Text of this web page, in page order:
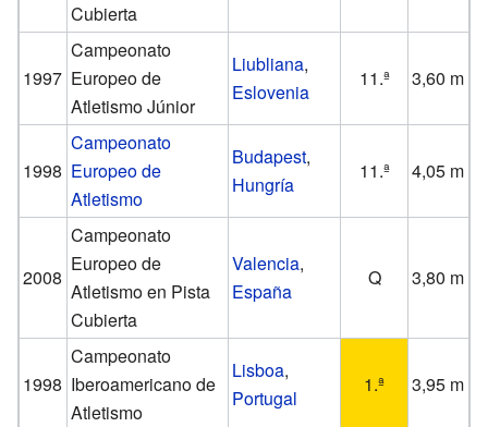
Cubierta
1997
Campeonato
Europeo de
Atletismo Júnior
Liubliana,
Eslovenia
11.ª 3,60 m
1998
Campeonato
Europeo de
Atletismo
Budapest,
Hungría
11.ª 4,05 m
2008
Campeonato
Europeo de
Atletismo en Pista
Cubierta
Valencia,
España
Q 3,80 m
1998
Campeonato
Iberoamericano de
Atletismo
Lisboa,
Portugal
1.ª 3,95 m